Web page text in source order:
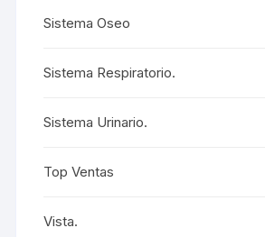
Sistema Oseo
Sistema Respiratorio.
Sistema Urinario.
Top Ventas
Vista.